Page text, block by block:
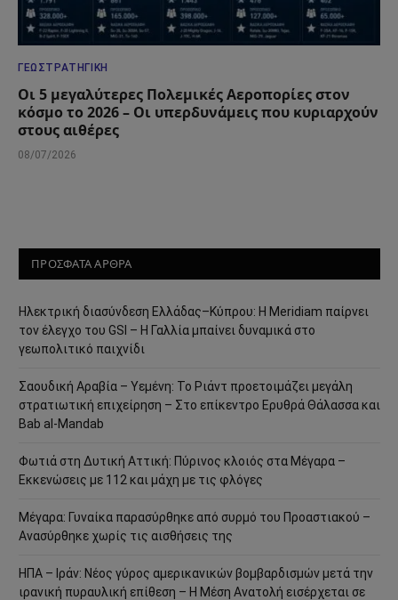
ΓΕΩΣΤΡΑΤΗΓΙΚΉ
Οι 5 μεγαλύτερες Πολεμικές Αεροπορίες στον
κόσμο το 2026 – Οι υπερδυνάμεις που κυριαρχούν
στους αιθέρες
08/07/2026
ΠΡΟΣΦΑΤΑ ΑΡΘΡΑ
Ηλεκτρική διασύνδεση Ελλάδας–Κύπρου: Η Meridiam παίρνει
τον έλεγχο του GSI – Η Γαλλία μπαίνει δυναμικά στο
γεωπολιτικό παιχνίδι
Σαουδική Αραβία – Υεμένη: Το Ριάντ προετοιμάζει μεγάλη
στρατιωτική επιχείρηση – Στο επίκεντρο Ερυθρά Θάλασσα και
Bab al-Mandab
Φωτιά στη Δυτική Αττική: Πύρινος κλοιός στα Μέγαρα –
Εκκενώσεις με 112 και μάχη με τις φλόγες
Μέγαρα: Γυναίκα παρασύρθηκε από συρμό του Προαστιακού –
Ανασύρθηκε χωρίς τις αισθήσεις της
ΗΠΑ – Ιράν: Νέος γύρος αμερικανικών βομβαρδισμών μετά την
ιρανική πυραυλική επίθεση – Η Μέση Ανατολή εισέρχεται σε